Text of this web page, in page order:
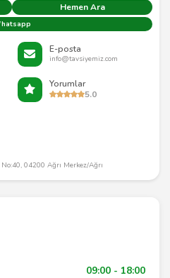
Hemen Ara
E-posta
info@tavsiyemiz.com
Yorumlar
5.0
04200 Ağrı Merkez/Ağrı
09:00 - 18:00